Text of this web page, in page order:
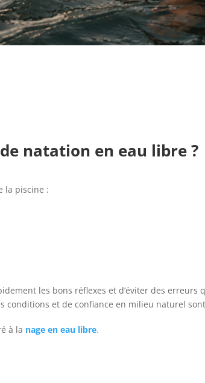
natation en eau libre ?
la piscine :
les bons réflexes et d’éviter des
conditions et de confiance en milieu naturel
à la nage en eau libre.